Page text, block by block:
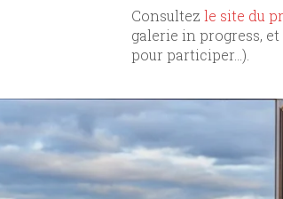
Consultez le site du
galerie in progress,
pour participer…).